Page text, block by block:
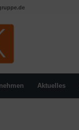
Aktuelles